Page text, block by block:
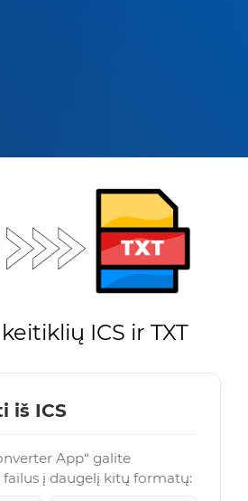
ICS ir TXT
iš ICS
App“ galite
į daugelį kitų formatų: